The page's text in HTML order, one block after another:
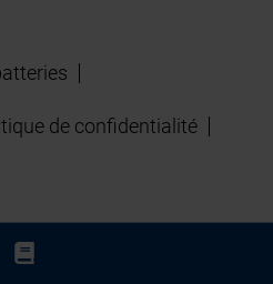
de confidentialité